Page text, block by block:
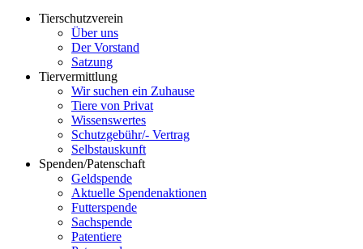
Tierschutzverein
Über uns
Der Vorstand
Satzung
Tiervermittlung
Wir suchen ein Zuhause
Tiere von Privat
Wissenswertes
Schutzgebühr/- Vertrag
Selbstauskunft
Spenden/Patenschaft
Geldspende
Aktuelle Spendenaktionen
Futterspende
Sachspende
Patentiere